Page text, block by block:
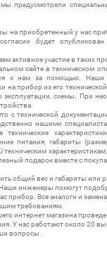
предусмотрели
на приобретенный у нас
будет опубликован
активное участие в таких
сайте в техническом
к нам за помощью.
на прибор из его
эксплуатации, схемы. При
с технической
нашими
технические
питания, габариты
техническим
подарок вместе с
общий вес и габариты или
инженеры помогут
прибор. Все аналоги и
требованиям.
интернет магазина
У нас работают около 20
вопросы.